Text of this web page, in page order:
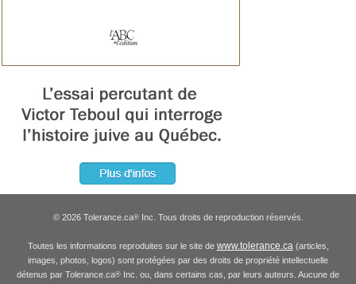
© 2026 Tolerance.ca®Inc. Tous droits de reproduction réservés.
Toutes les informations reproduites sur le site de www.tolerance.ca (articles,
images, photos, logos) sont protégées par des droits de propriété intellectuelle
détenus par Tolerance.ca® Inc. ou, dans certains cas, par leurs auteurs. Aucune de